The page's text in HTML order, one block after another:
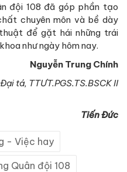
đội 108 đã góp phần tạo
chuyên môn và bề dày
để gặt hái những trái
như ngày hôm nay.
Nguyễn Trung Chính
Đại tá, TTƯT.PGS.TS.BSCK II
Tiến Đức
- Việc hay
Quân đội 108